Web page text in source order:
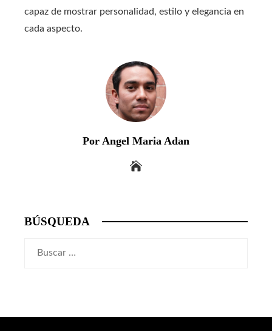
capaz de mostrar personalidad, estilo y elegancia en
cada aspecto.
Por Angel Maria Adan
BÚSQUEDA